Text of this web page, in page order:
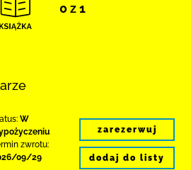
0 z 1
W
zwrotu:
09/29
zarezerwuj
dodaj do listy